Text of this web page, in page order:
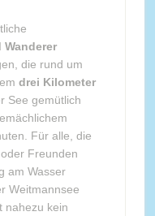
Wanderer
die rund um
drei Kilometer
See gemütlich
Für alle, die
Freunden
am Wasser
Weitmannsee
nahezu kein